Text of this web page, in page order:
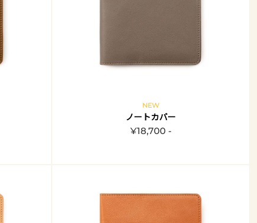
NEW
ノートカバー
¥18,700 -